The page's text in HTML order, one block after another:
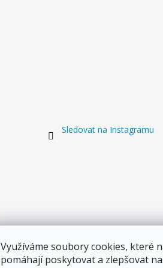
Využíváme soubory cookies, které
pomáhají poskytovat a zlepšovat
Sledovat na Instagramu